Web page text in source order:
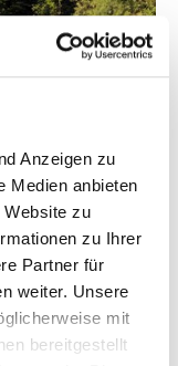
Anzeigen zu
Medien anbieten
Website zu
zu Ihrer
Partner für
weiter. Unsere
mit
bereitgestellt